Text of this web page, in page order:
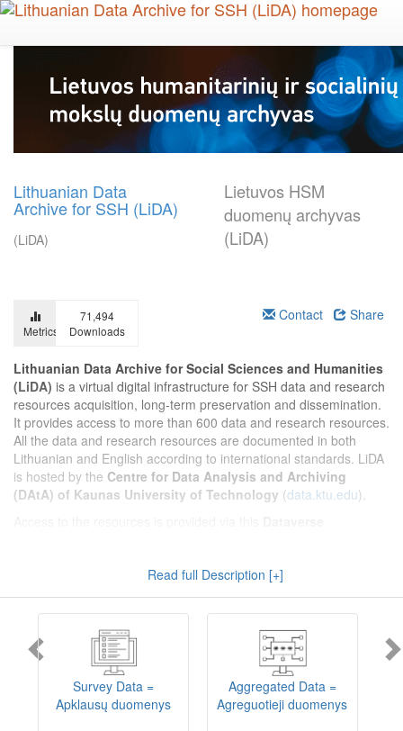
Skip
main
Lithuanian Data
Archive for SSH (LiDA)
(LiDA)
Lietuvos HSM
duomenų archyvas
(LiDA)
Metrics
71,494
Downloads
Contact Share
Lithuanian Data Archive for Social Sciences and Humanities
(LiDA) is a virtual digital infrastructure for SSH data and research
resources acquisition, long-term preservation and dissemination.
It provides access to more than 600 data and research resources.
All the data and research resources are documented in both
Lithuanian and English according to international standards. LiDA
is hosted by the Centre for Data Analysis and Archiving
(DAtA) of Kaunas University of Technology (data.ktu.edu).
implemented). LiDA curates different types of resources and they
are published into catalogues according to the type:Survey Data,
Interview Data,Aggregated Data
(including Historical Statistics),
, andEncoded Data
(including News Media Studies).
Also, LiDA holds collections of data produced in large national
projets (
Large Project Data
) as well as social sciences and
humanities data deposited by Lithuanian science and higher
education institutions and Lithuanian governmental institutions
Read full Description [+]
Survey Data =
Apklausų duomenys
Aggregated Data =
Agreguotieji duomenys